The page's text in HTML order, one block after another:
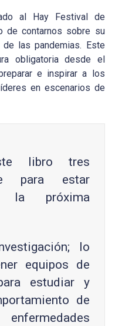
al Hay Festival de
de contarnos sobre su
las pandemias. Este
obligatoria desde el
e inspirar a los
en escenarios de
libro tres
para estar
la próxima
lo
equipos de
estudiar y
de